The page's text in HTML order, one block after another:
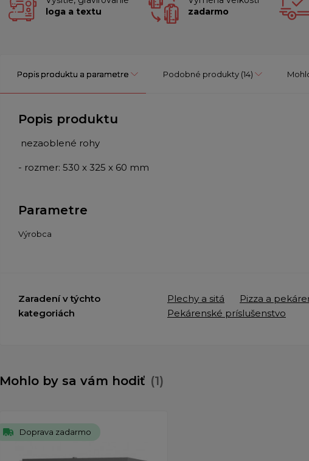
loga a textu
zadarmo
Popis produktu a parametre Podobné produkty (14)
Popis produktu
nezaoblené rohy
- rozmer: 530 x 325 x 60 mm
Parametre
Výrobca
Zaradení v týchto
kategoriách
Plechy a sitá
Pizza a
Pekárenské príslušenstvo
Mohlo by sa vám hodiť (1)
Doprava zadarmo